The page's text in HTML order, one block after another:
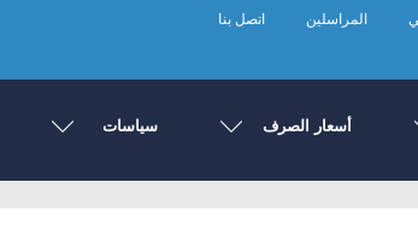
المراسلين اتصل بنا
أسعار الصرف سياسات